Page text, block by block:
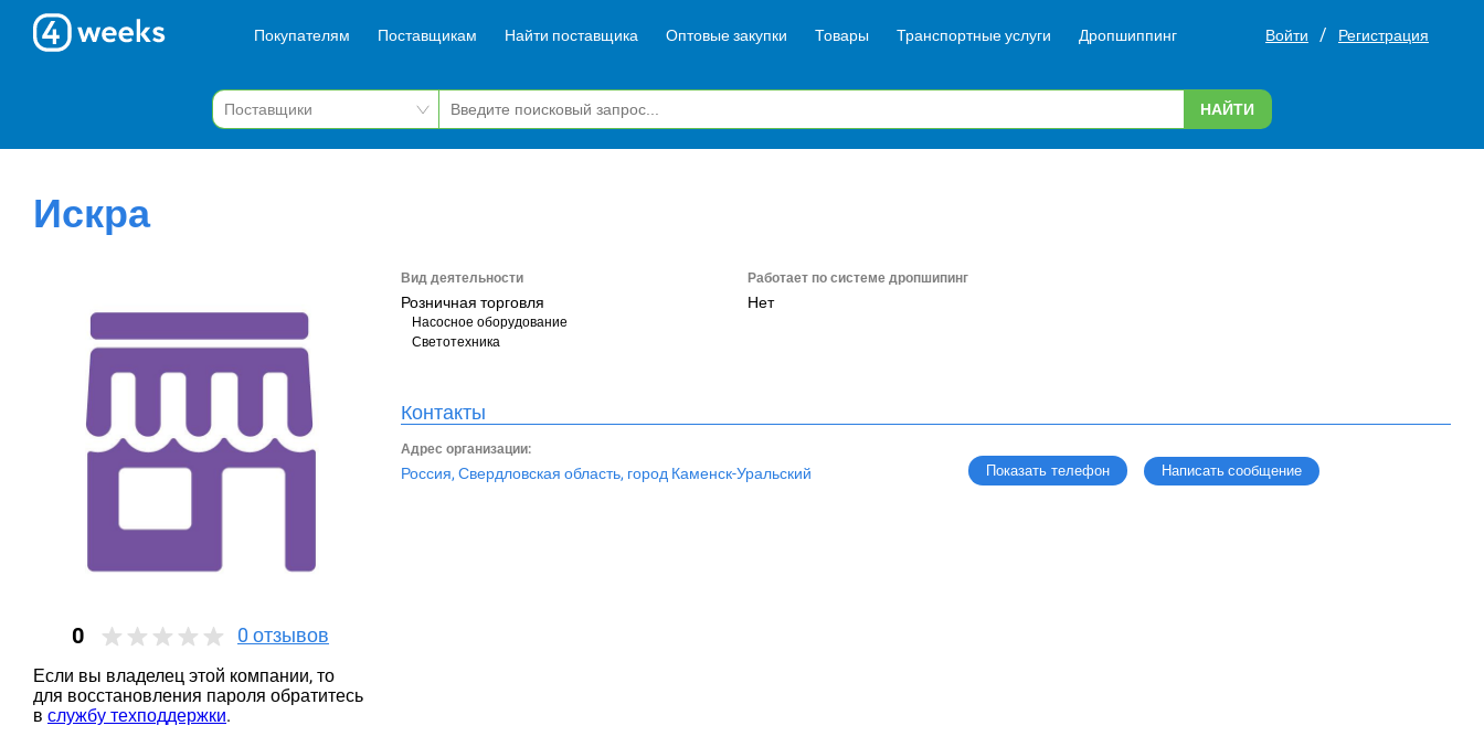
Покупателям Поставщикам Найти поставщика Оптовые закупки Товары Транспортные услуги Дропшиппинг Войти / Регистрация
НАЙТИ
Искра
0 0 отзывов
Если вы владелец этой компании, то
для восстановления пароля обратитесь
в службу техподдержки.
Вид деятельности
Розничная торговля
Насосное оборудование
Светотехника
Работает по системе дропшипинг
Нет
Контакты
Адрес организации:
Россия, Свердловская область, город Каменск-Уральский Показать телефон Написать сообщение